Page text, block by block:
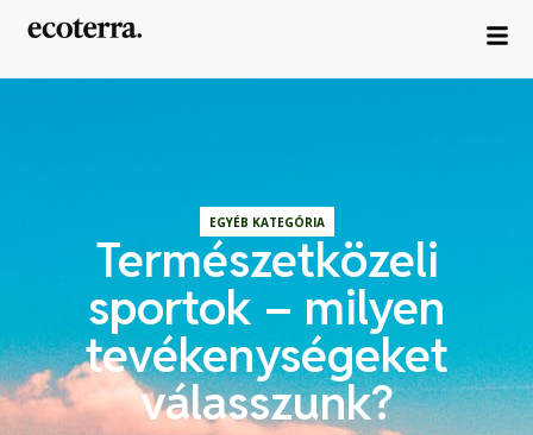
EGYÉB KATEGÓRIA
Természetközeli
sportok – milyen
tevékenységeket
válasszunk?